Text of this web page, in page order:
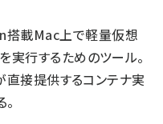
搭載Mac上で軽量仮想
実行するためのツール。
接提供するコンテナ実